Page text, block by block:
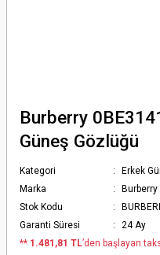
Burberry
Güneş Gözlüğü
Kategori
Erkek
Marka
Burberry
Stok Kodu
Garanti Süresi
24 Ay
** 1.481,81 TL’den başlayan